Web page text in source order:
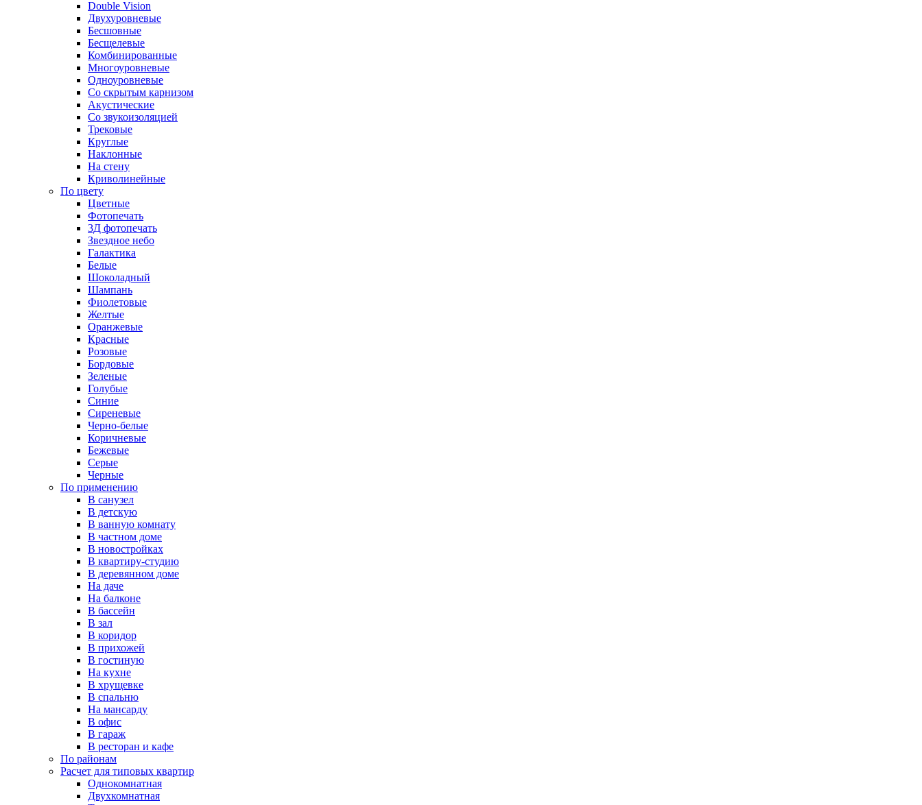
Double Vision
Двухуровневые
Бесшовные
Бесщелевые
Комбинированные
Многоуровневые
Одноуровневые
Со скрытым карнизом
Акустические
Со звукоизоляцией
Трековые
Круглые
Наклонные
На стену
Криволинейные
По цвету
Цветные
Фотопечать
3Д фотопечать
Звездное небо
Галактика
Белые
Шоколадный
Шампань
Фиолетовые
Желтые
Оранжевые
Красные
Розовые
Бордовые
Зеленые
Голубые
Синие
Сиреневые
Черно-белые
Коричневые
Бежевые
Серые
Черные
По применению
В санузел
В детскую
В ванную комнату
В частном доме
В новостройках
В квартиру-студию
В деревянном доме
На даче
На балконе
В бассейн
В зал
В коридор
В прихожей
В гостиную
На кухне
В хрущевке
В спальню
На мансарду
В офис
В гараж
В ресторан и кафе
По районам
Расчет для типовых квартир
Однокомнатная
Двухкомнатная